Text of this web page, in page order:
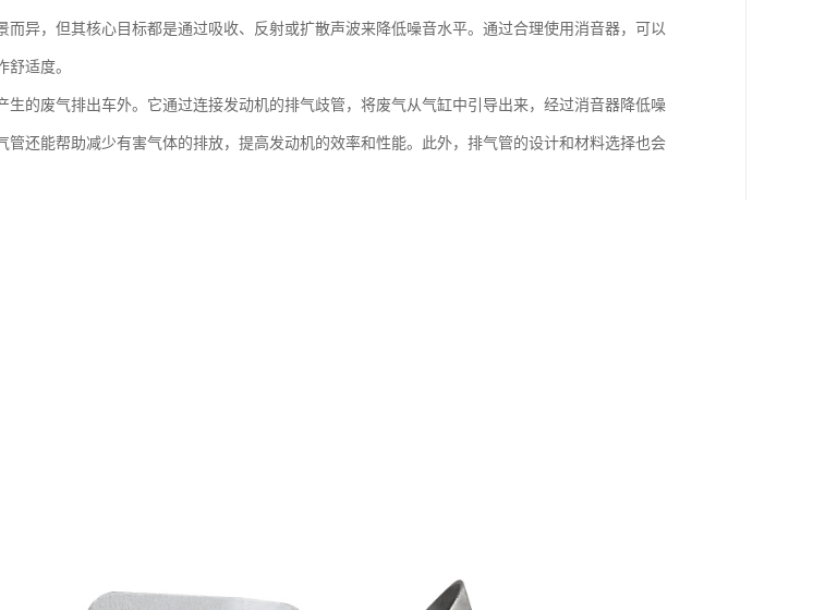
而异，但其核心目标都是通过吸收、反射或扩散声波来降低噪音水平。通过合理使用消音器，可以
适度。
生的废气排出车外。它通过连接发动机的排气歧管，将废气从气缸中引导出来，经过消音器降低噪
管还能帮助减少有害气体的排放，提高发动机的效率和性能。此外，排气管的设计和材料选择也会